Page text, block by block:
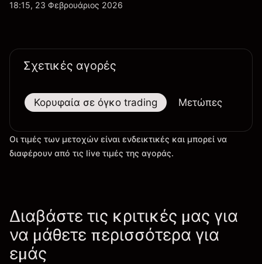
18:15, 23 Φεβρουάριος 2026
Σχετικές αγορές
Κορυφαία σε όγκο trading Μετώπες
Οι τιμές των μετοχών είναι ενδεικτικές και μπορεί να
διαφέρουν από τις live τιμές της αγοράς.
Διαβάστε τις κριτικές μας για
να μάθετε περισσότερα για
εμάς